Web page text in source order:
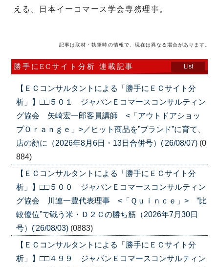
える。日本イーコマース学会専務理事。
記事は取材・執筆時の情報で、現在は異なる場合があります。
勝手にECサイト分析 連載記事 List
【ＥＣコンサルタントによる「勝手にＥＣサイト分
析」】□□５０１ ジャパンＥコマースコンサルティン
グ協会 矢崎宏一郎客員講師 <「アウトドアショッ
プＯｒａｎｇｅ」>／ヒット商品を”ブランド”に育て、
店の顔に（2026年8月6日・13日合併号）('26/08/07) (0
884)
【ＥＣコンサルタントによる「勝手にＥＣサイト分
析」】□□５００ ジャパンＥコマースコンサルティン
グ協会 川連一豊代表理事 <「Ｑｕｉｎｃｅ」> ”比
較優位”で戦う米・Ｄ２Ｃの勝ち筋（2026年7月30日
号）('26/08/03) (0883)
【ＥＣコンサルタントによる「勝手にＥＣサイト分
析」】□□４９９ ジャパンＥコマースコンサルティン